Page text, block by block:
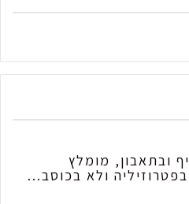
ובתאבון, מומלץ
ולא בכוסב...